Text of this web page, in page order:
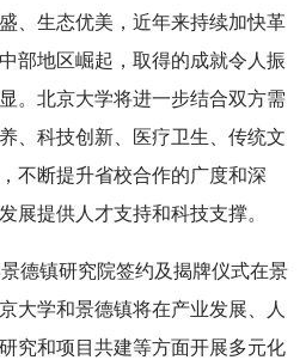
、生态优美，近年来持续加快革
部地区崛起，取得的成就令人振
。北京大学将进一步结合双方需
、科技创新、医疗卫生、传统文
不断提升省校合作的广度和深
展提供人才支持和科技支撑。
德镇研究院签约及揭牌仪式在景
大学和景德镇将在产业发展、人
究和项目共建等方面开展多元化